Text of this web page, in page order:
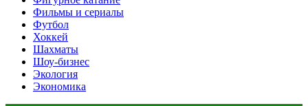
Фильмы и сериалы
Футбол
Хоккей
Шахматы
Шоу-бизнес
Экология
Экономика